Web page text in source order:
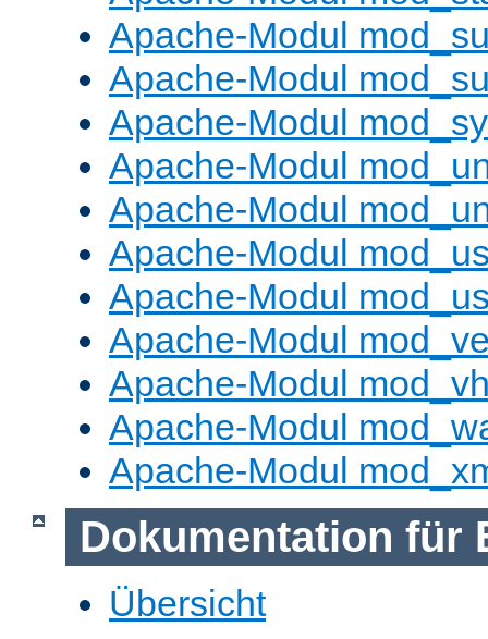
Apache-Modul
Apache-Modul
Apache-Modul
Apache-Modul
Apache-Modul
Apache-Modul
Apache-Modul
Apache-Modul
Apache-Modul
Apache-Modul
Apache-Modul
Dokumentation für
Übersicht